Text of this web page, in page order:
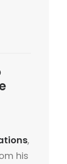
,
his